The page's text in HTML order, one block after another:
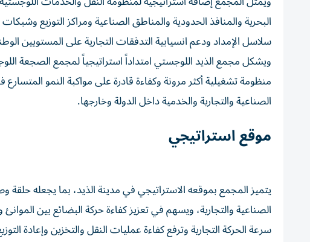
البحرية والمنافذ الحدودية والمناطق الصناعية ومراكز التوزيع
سلاسل الإمداد ودعم انسيابية التدفقات التجارية على المستويين
ويشكل مجمع الذيد اللوجستي امتداداً استراتيجياً لمجمع الصجعة
منظومة تشغيلية أكثر مرونة وكفاءة قادرة على مواكبة النمو
الصناعية والتجارية والخدمية داخل الدولة وخارجها.
موقع استراتيجي
يتميز المجمع بموقعه الاستراتيجي في مدينة الذيد، بما يجعله حلقة
الصناعية والتجارية، ويسهم في تعزيز كفاءة حركة البضائع بين
سرعة الحركة التجارية وترفع كفاءة عمليات النقل والتخزين وإعادة